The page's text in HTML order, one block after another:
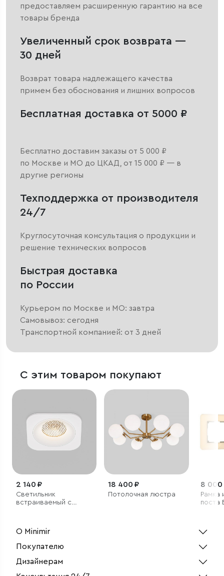
предоставляем расширенную гарантию на все
товары бренда
Увеличенный срок возврата —
30 дней
Возврат товара надлежащего качества
примем без обоснования и лишних вопросов
Бесплатная доставка от 5000 ₽
Бесплатно доставим заказы от 5 000 ₽
по Москве и МО до ЦКАД, от 15 000 ₽ — в
другие регионы
Техподдержка от производителя
24/7
Круглосуточная консультация о продукции и
решение технических вопросов
Быстрая доставка
по России
Курьером по Москве и МО: завтра
Самовывоз: сегодня
Транспортной компанией: от 3 дней
С этим товаром покупают
2 140 ₽
Светильник
встраиваемый с
18 400 ₽
Потолочная люстра
8 000
Рамка
поста
О Minimir
Покупателю
Дизайнерам